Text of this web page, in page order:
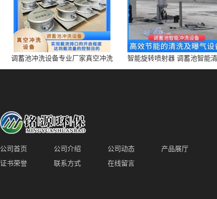
调蓄池冲洗设备专业厂家真空冲洗
装置厂家青岛铭源环保减少堵塞设
智能旋转喷射器 调蓄池智能
点对点面对面旋转清洗
公司首页 公司介绍 公司动态
产品展厅
证书荣誉
联系方式 在线留言